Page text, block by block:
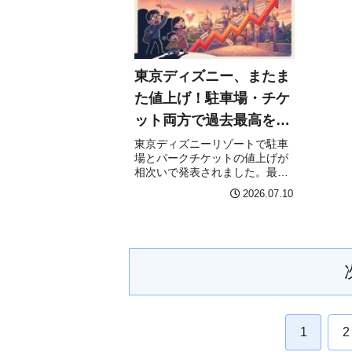
東京ディズニー、またま
た値上げ！駐車場・チケ
ット両方で過去最高を更
新
東京ディズニーリゾートで駐車
場とパークチケットの値上げが
相次いで発表されました。最高
価格12,400円更新の経緯やSNS
の反応、今後の見通しをわかり
2026.07.10
1 2